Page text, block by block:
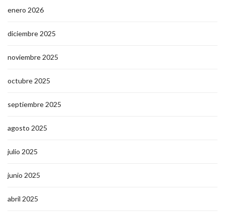
enero 2026
diciembre 2025
noviembre 2025
octubre 2025
septiembre 2025
agosto 2025
julio 2025
junio 2025
abril 2025